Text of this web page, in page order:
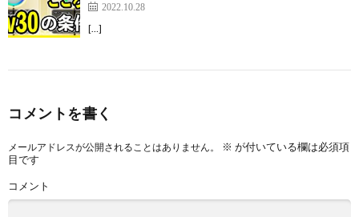
2022.10.28
[…]
コメントを書く
メールアドレスが公開されることはありません。 ※ が付いている欄は必須項
目です
コメント